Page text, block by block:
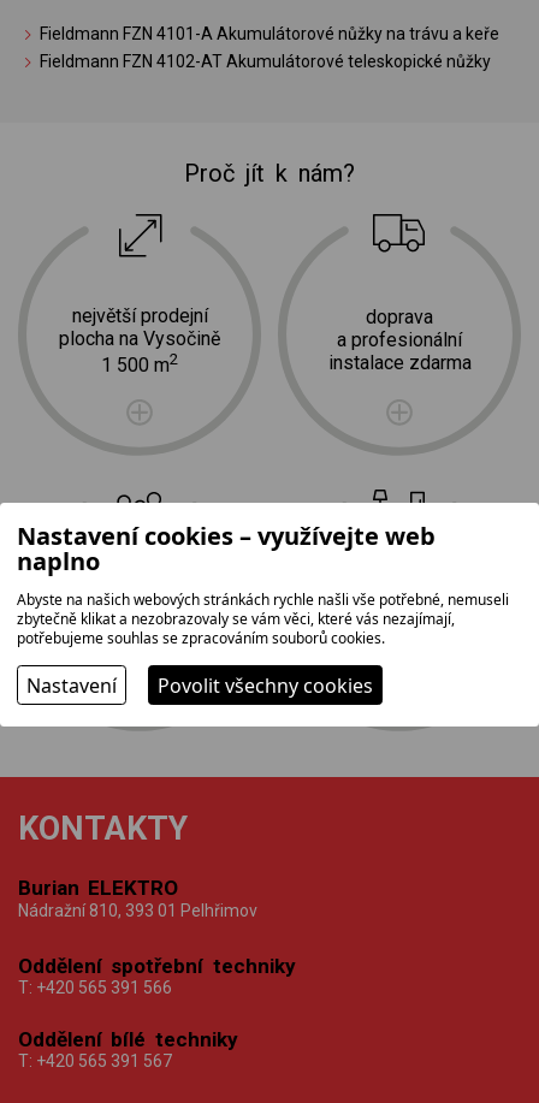
Fieldmann FZN 4101-A Akumulátorové nůžky na trávu a keře
Fieldmann FZN 4102-AT Akumulátorové teleskopické nůžky
Proč jít k nám?
největší prodejní
plocha na Vysočině
1 500 m2
tradice,
rodinná firma
doprava
a profesionální
instalace zdarma
nejširší
sortiment
KONTAKTY
Burian ELEKTRO
Nádražní 810, 393 01 Pelhřimov
Oddělení spotřební techniky
T: +420 565 391 566
Oddělení bílé techniky
T: +420 565 391 567
Nastavení cookies – využívejte web
naplno
Abyste na našich webových stránkách rychle našli vše potřebné, nemuseli
zbytečně klikat a nezobrazovaly se vám věci, které vás nezajímají,
potřebujeme souhlas se zpracováním souborů cookies.
Nastavení Povolit všechny cookies